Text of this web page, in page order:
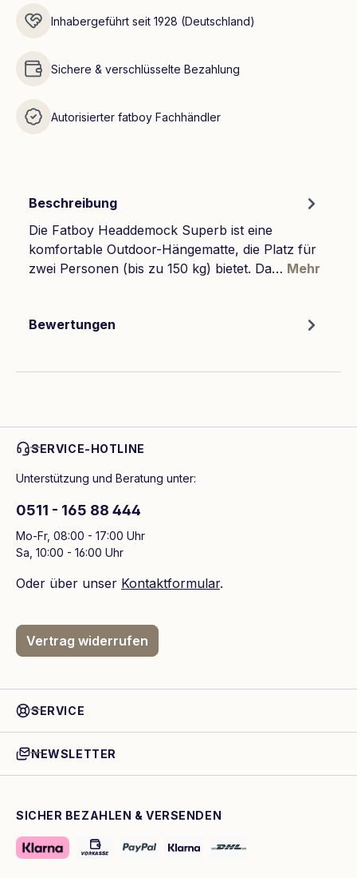
Inhabergeführt seit 1928 (Deutschland)
Sichere & verschlüsselte Bezahlung
Autorisierter fatboy Fachhändler
Beschreibung
Die Fatboy Headdemock Superb ist eine
komfortable Outdoor-Hängematte, die Platz für
zwei Personen (bis zu 150 kg) bietet. Da… Mehr
Bewertungen
SERVICE-HOTLINE
Unterstützung und Beratung unter:
0511 - 165 88 444
Mo-Fr, 08:00 - 17:00 Uhr
Sa, 10:00 - 16:00 Uhr
Oder über unser Kontaktformular.
Vertrag widerrufen
SERVICE
NEWSLETTER
SICHER BEZAHLEN & VERSENDEN